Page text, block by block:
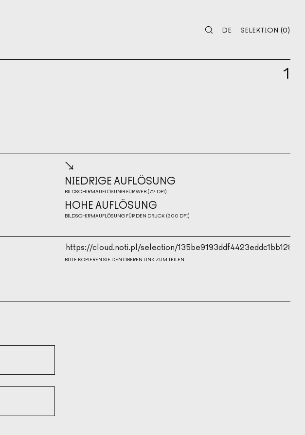
DE
SELEKTION (0)
1
↘
NIEDRIGE AUFLÖSUNG
NIEDRIGE AUFLÖSUNG
BILDSCHIRMAUFLÖSUNG FÜR WEB (72 DPI)
HOHE AUFLÖSUNG
HOHE AUFLÖSUNG
BILDSCHIRMAUFLÖSUNG FÜR DEN DRUCK (300 DPI)
BITTE KOPIEREN SIE DEN OBEREN LINK ZUM TEILEN